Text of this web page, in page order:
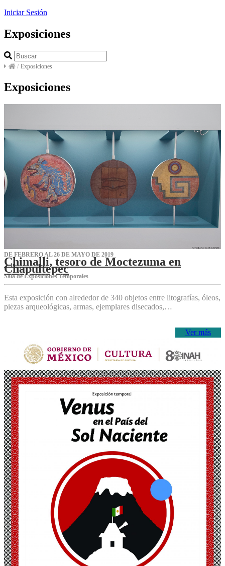
Iniciar Sesión
Exposiciones
/ Exposiciones
Exposiciones
DE FEBRERO AL 26 DE MAYO DE 2019
Chimalli, tesoro de Moctezuma en
Chapultepec
Sala de Exposiciones Temporales
Esta exposición con alrededor de 340 objetos entre litografías, óleos,
piezas arqueológicas, armas, ejemplares disecados,…
Ver más